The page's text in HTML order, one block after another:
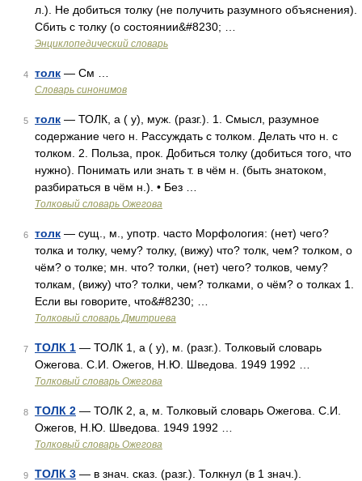
л.). Не добиться толку (не получить разумного объяснения).
Сбить с толку (о состоянии&#8230; …
Энциклопедический словарь
4 толк — См …
Словарь синонимов
5 толк — ТОЛК, а ( у), муж. (разг.). 1. Смысл, разумное
содержание чего н. Рассуждать с толком. Делать что н. с
толком. 2. Польза, прок. Добиться толку (добиться того, что
нужно). Понимать или знать т. в чём н. (быть знатоком,
разбираться в чём н.). • Без …
Толковый словарь Ожегова
6 толк — сущ., м., употр. часто Морфология: (нет) чего?
толка и толку, чему? толку, (вижу) что? толк, чем? толком, о
чём? о толке; мн. что? толки, (нет) чего? толков, чему?
толкам, (вижу) что? толки, чем? толками, о чём? о толках 1.
Если вы говорите, что&#8230; …
Толковый словарь Дмитриева
7 ТОЛК 1 — ТОЛК 1, а ( у), м. (разг.). Толковый словарь
Ожегова. С.И. Ожегов, Н.Ю. Шведова. 1949 1992 …
Толковый словарь Ожегова
8 ТОЛК 2 — ТОЛК 2, а, м. Толковый словарь Ожегова. С.И.
Ожегов, Н.Ю. Шведова. 1949 1992 …
Толковый словарь Ожегова
9 ТОЛК 3 — в знач. сказ. (разг.). Толкнул (в 1 знач.).